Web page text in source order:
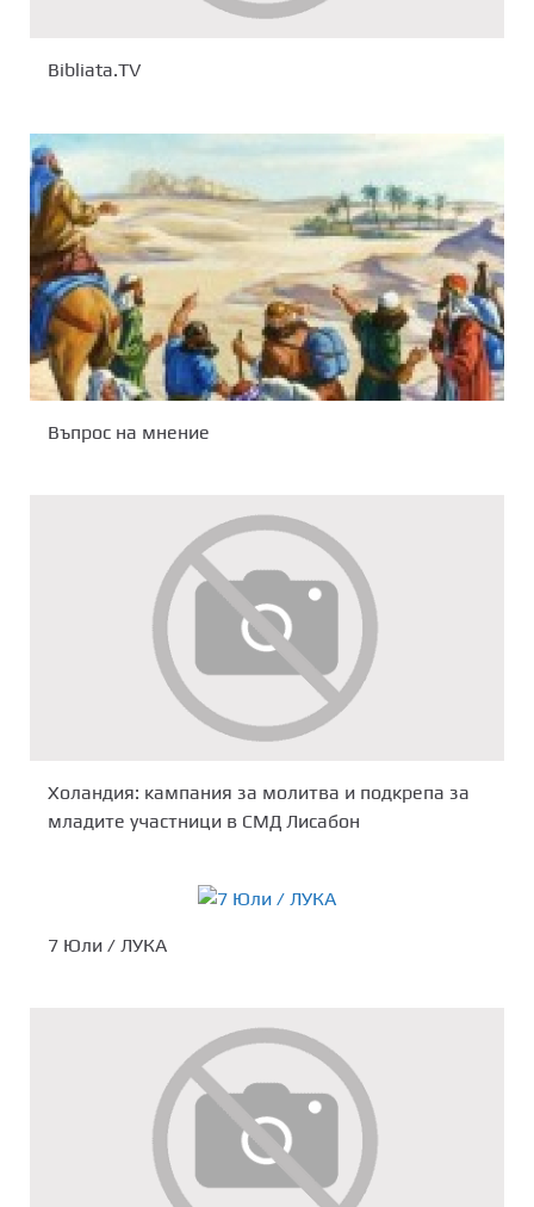
Bibliata.TV
Въпрос на мнение
Холандия: кампания за молитва и подкрепа за
младите участници в СМД Лисабон
7 Юли / ЛУКА